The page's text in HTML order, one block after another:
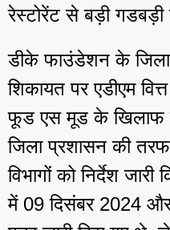
रेस्टोरेंट से बड़ी
डीके फाउंडेशन के
शिकायत पर एडीएम
फूड एस मूड के खिलाफ
जिला प्रशासन की
विभागों को निर्देश
में 09 दिसंबर 2024